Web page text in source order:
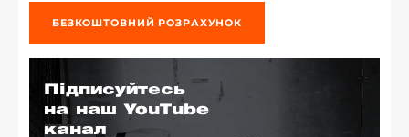
БЕЗКОШТОВНИЙ РОЗРАХУНОК
Підписуйтесь
на наш YouTube
канал